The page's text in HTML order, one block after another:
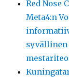
Red Nose
Meta4:n
syvällinen